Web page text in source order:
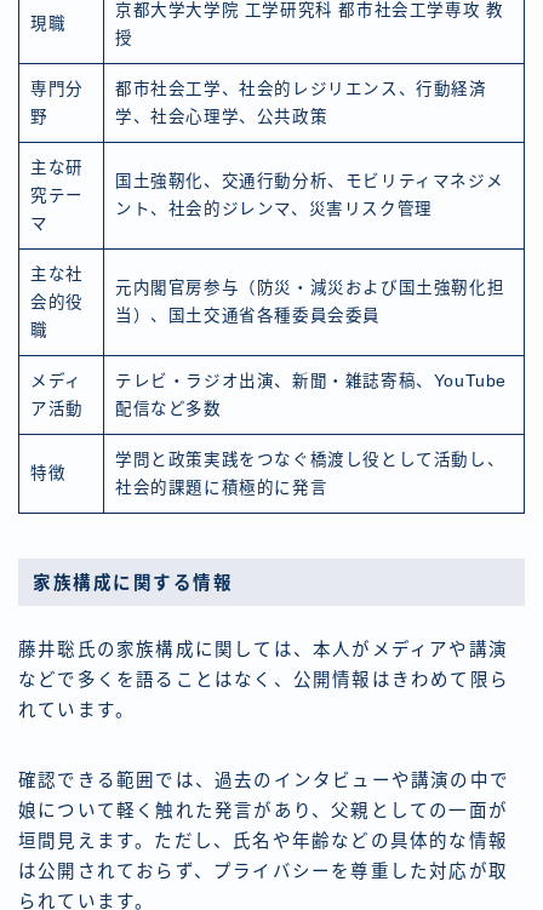
現職
京都大学大学院 工学研究科 都市社会工学専攻 教
授
専門分
野
都市社会工学、社会的レジリエンス、行動経済
学、社会心理学、公共政策
主な研
究テー
マ
国土強靭化、交通行動分析、モビリティマネジメ
ント、社会的ジレンマ、災害リスク管理
主な社
会的役
職
元内閣官房参与（防災・減災および国土強靭化担
当）、国土交通省各種委員会委員
メディ
ア活動
テレビ・ラジオ出演、新聞・雑誌寄稿、YouTube
配信など多数
特徴
学問と政策実践をつなぐ橋渡し役として活動し、
社会的課題に積極的に発言
家族構成に関する情報
藤井聡氏の家族構成に関しては、本人がメディアや講演
などで多くを語ることはなく、公開情報はきわめて限ら
れています。
確認できる範囲では、過去のインタビューや講演の中で
娘について軽く触れた発言があり、父親としての一面が
垣間見えます。ただし、氏名や年齢などの具体的な情報
は公開されておらず、プライバシーを尊重した対応が取
られています。